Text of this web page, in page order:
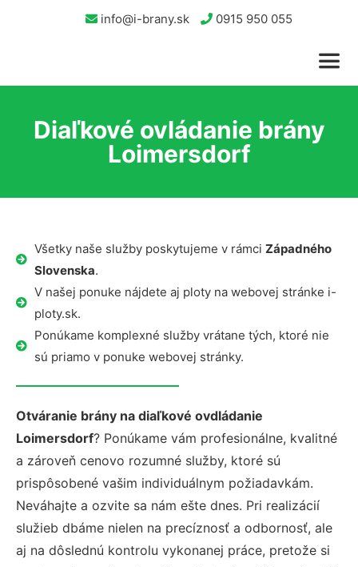
info@i-brany.sk 0915 950 055
Diaľkové ovládanie brány
Loimersdorf
Všetky naše služby poskytujeme v rámci Západného
Slovenska.
V našej ponuke nájdete aj ploty na webovej stránke i-
ploty.sk.
Ponúkame komplexné služby vrátane tých, ktoré nie
sú priamo v ponuke webovej stránky.
Otváranie brány na diaľkové ovdládanie
Loimersdorf? Ponúkame vám profesionálne, kvalitné
a zároveň cenovo rozumné služby, ktoré sú
prispôsobené vašim individuálnym požiadavkám.
Neváhajte a ozvite sa nám ešte dnes. Pri realizácií
služieb dbáme nielen na precíznosť a odbornosť, ale
aj na dôslednú kontrolu vykonanej práce, pretože si